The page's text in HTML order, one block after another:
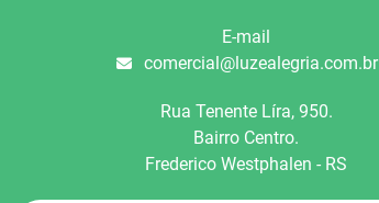
E-mail
comercial@luzealegria.com.br
Rua Tenente Líra, 950.
Bairro Centro.
Frederico Westphalen - RS